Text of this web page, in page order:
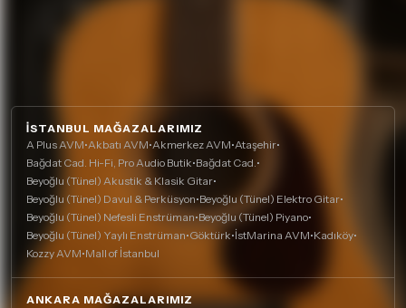
İSTANBUL MAĞAZALARIMIZ
A Plus AVM•Akbatı AVM•Akmerkez AVM•Ataşehir•
Bağdat Cad. Hi-Fi, Pro Audio Butik•Bağdat Cad. •
Beyoğlu (Tünel) Akustik & Klasik Gitar•
Beyoğlu (Tünel) Davul & Perküsyon•Beyoğlu (Tünel) Elektro Gitar•
Beyoğlu (Tünel) Nefesli Enstrüman•Beyoğlu (Tünel) Piyano•
Beyoğlu (Tünel) Yaylı Enstrüman•Göktürk•İstMarina AVM•Kadıköy•
Kozzy AVM•Mall of İstanbul
ANKARA MAĞAZALARIMIZ